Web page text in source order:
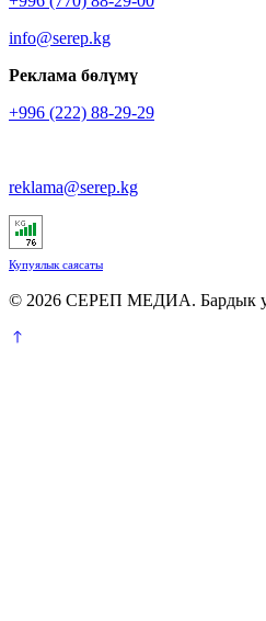
info@serep.kg
Реклама бөлүмү
+996 (222) 88-29-29
reklama@serep.kg
Купуялык саясаты
© 2026 СЕРЕП МЕДИА. Бардык